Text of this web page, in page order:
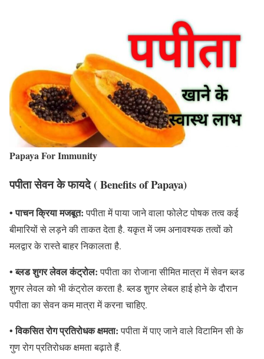
Papaya For Immunity
पपीता सेवन के फायदे ( Benefits of Papaya)
• पाचन क्रिया मजबूत:पपीता में पाया जाने वाला फोलेट पोषक तत्व कई
बीमारियों से लड़ने की ताकत देता है. यकृत में जम अनावश्यक तत्वों को
मलद्वार के रास्ते बाहर निकालता है.
• ब्लड शुगर लेवल कंट्रोल:पपीता का रोजाना सीमित मात्रा में सेवन ब्लड
शुगर लेवल को भी कंट्रोल करता है. ब्लड शुगर लेबल हाई होने के दौरान
पपीता का सेवन कम मात्रा में करना चाहिए.
• विकसित रोग प्रतिरोधक क्षमता:पपीता में पाए जाने वाले विटामिन सी के
गुण रोग प्रतिरोधक क्षमता बढ़ाते हैं.